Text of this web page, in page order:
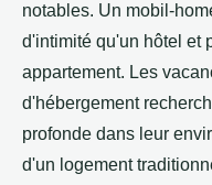
notables. Un mobil-
d'intimité qu'un hôtel et
appartement. Les
d'hébergement
profonde dans leur
d'un logement